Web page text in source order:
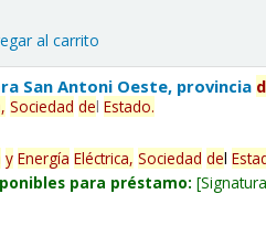
al carrito
San Antoni Oeste, provincia
Sociedad delEstado.
y Energía Eléctrica, Sociedad del
para préstamo: